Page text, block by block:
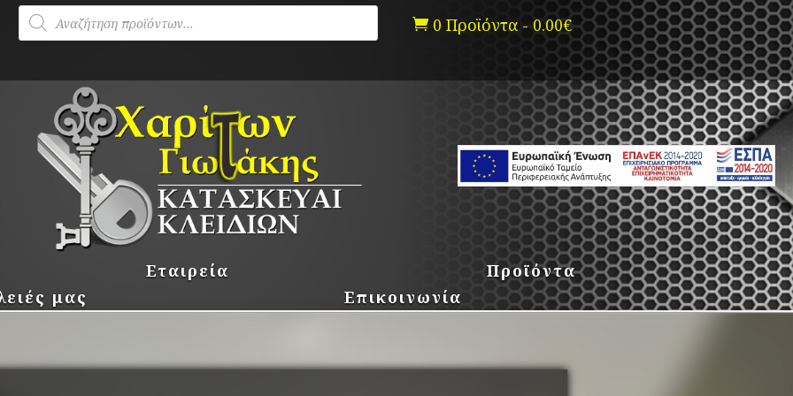
Products
search  0 Προϊόντα - 0.00€
Εταιρεία
Προϊόντα
μας
Επικοινωνία